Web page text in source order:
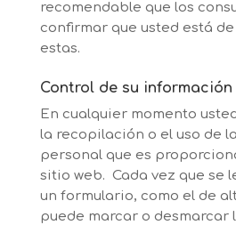
recomendable que los
confirmar que usted está
estas.
Control de su
En cualquier momento
la recopilación o el uso de
personal que es
sitio web. Cada vez que se
un formulario, como el de
puede marcar o desmarcar